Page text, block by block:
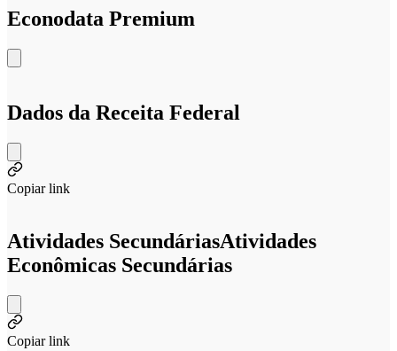
Econodata Premium
Dados da Receita Federal
Copiar link
Atividades SecundáriasAtividades
Econômicas Secundárias
Copiar link